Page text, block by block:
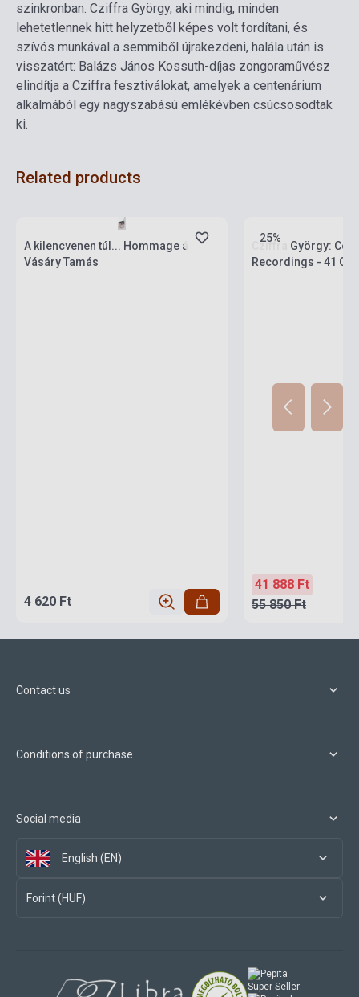
szinkronban. Cziffra György, aki mindig, minden
lehetetlennek hitt helyzetből képes volt fordítani, és
szívós munkával a semmiből újrakezdeni, halála után is
visszatért: Balázs János Kossuth-díjas zongoraművész
elindítja a Cziffra fesztiválokat, amelyek a centenárium
alkalmából egy nagyszabású emlékévben csúcsosodtak
ki.
Related products
A kilencvenen túl... Hommage á
Vásáry Tamás
4 620 Ft
25%
Cziffra György:
Recordings - 41 CD
41 888 Ft
55 850 Ft
Contact us
Conditions of purchase
Social media
English (EN)
Forint (HUF)